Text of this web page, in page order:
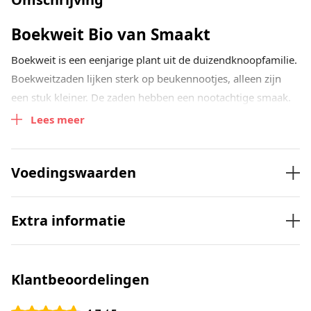
Boekweit Bio van Smaakt
Boekweit is een eenjarige plant uit de duizendknoopfamilie.
Boekweitzaden lijken sterk op beukennootjes, alleen zijn
een stuk kleiner. De zaden hebben een nootachtige smaak.
Boekweit is heerlijk om door je salade heen te doen, als
boekweitpannenkoekjes van. Je spoelt de boekweit eerst
goed af en kookt ze daarna in 25 minuten gaar. Heerlijk.
Lees meer
Voedingswaarden
Extra informatie
Klantbeoordelingen